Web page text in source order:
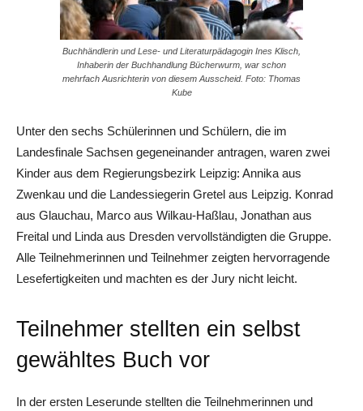
Buchhändlerin und Lese- und Literaturpädagogin Ines Klisch,
Inhaberin der Buchhandlung Bücherwurm, war schon
mehrfach Ausrichterin von diesem Ausscheid. Foto: Thomas
Kube
Unter den sechs Schülerinnen und Schülern, die im
Landesfinale Sachsen gegeneinander antragen, waren zwei
Kinder aus dem Regierungsbezirk Leipzig: Annika aus
Zwenkau und die Landessiegerin Gretel aus Leipzig. Konrad
aus Glauchau, Marco aus Wilkau-Haßlau, Jonathan aus
Freital und Linda aus Dresden vervollständigten die Gruppe.
Alle Teilnehmerinnen und Teilnehmer zeigten hervorragende
Lesefertigkeiten und machten es der Jury nicht leicht.
Teilnehmer stellten ein selbst
gewähltes Buch vor
In der ersten Leserunde stellten die Teilnehmerinnen und